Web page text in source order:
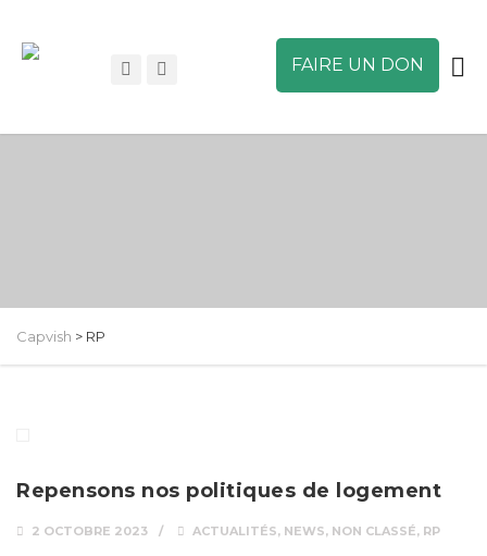
FAIRE UN DON
Capvish > RP
Repensons nos politiques de logement
2 OCTOBRE 2023 ACTUALITÉS, NEWS, NON CLASSÉ, RP